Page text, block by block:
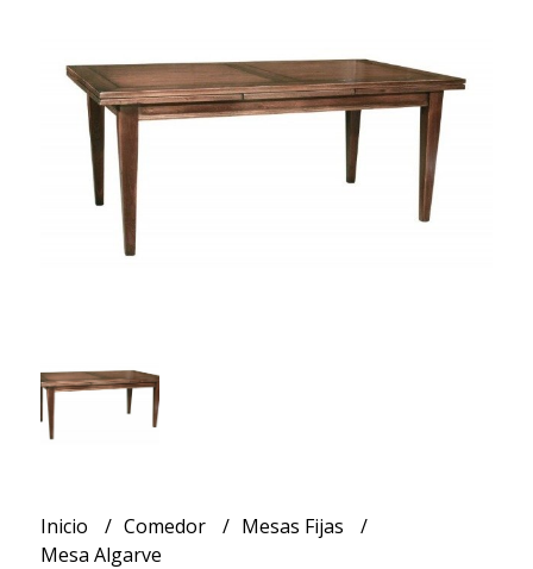
Inicio Comedor
Mesas Fijas
Mesa Algarve